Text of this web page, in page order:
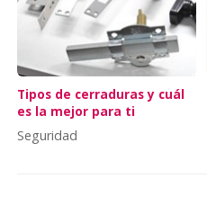
Tipos de cerraduras y cuál
es la mejor para ti
Seguridad